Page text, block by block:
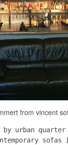
from vincent
urban quarter